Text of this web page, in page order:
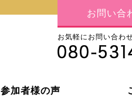
お問い合
お気軽にお問い合わ
参加者様の声